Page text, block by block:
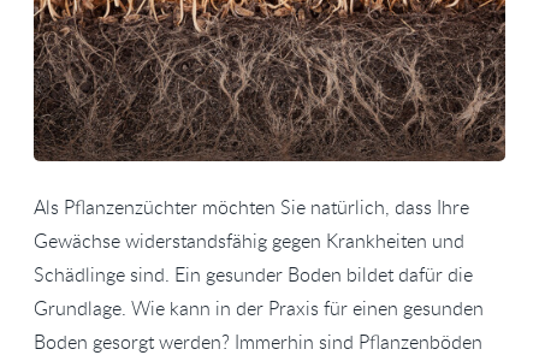
Als Pflanzenzüchter möchten Sie natürlich, dass Ihre
Gewächse widerstandsfähig gegen Krankheiten und
Schädlinge sind. Ein gesunder Boden bildet dafür die
Grundlage. Wie kann in der Praxis für einen gesunden
Boden gesorgt werden? Immerhin sind Pflanzenböden